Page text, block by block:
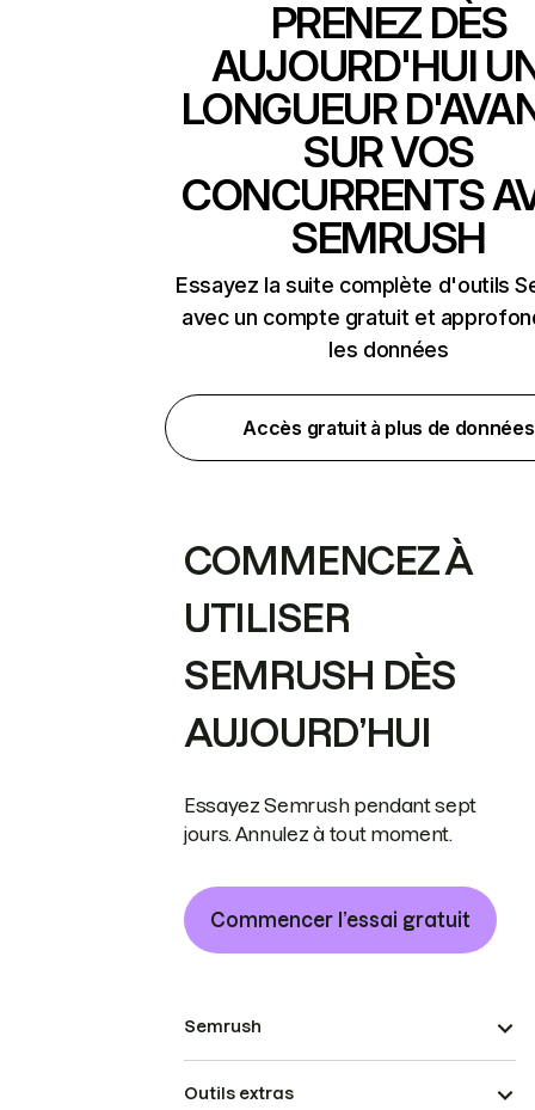
PRENEZ DÈS
AUJOURD'HUI
LONGUEUR
SUR VOS
CONCURRENTS
SEMRUSH
Essayez la suite complète d'outils
avec un compte gratuit et
les données
Accès gratuit à plus de données
COMMENCEZ À
UTILISER
SEMRUSH DÈS
AUJOURD’HUI
Essayez Semrush pendant sept
jours. Annulez à tout moment.
Commencer l’essai gratuit
Semrush
Outils extras